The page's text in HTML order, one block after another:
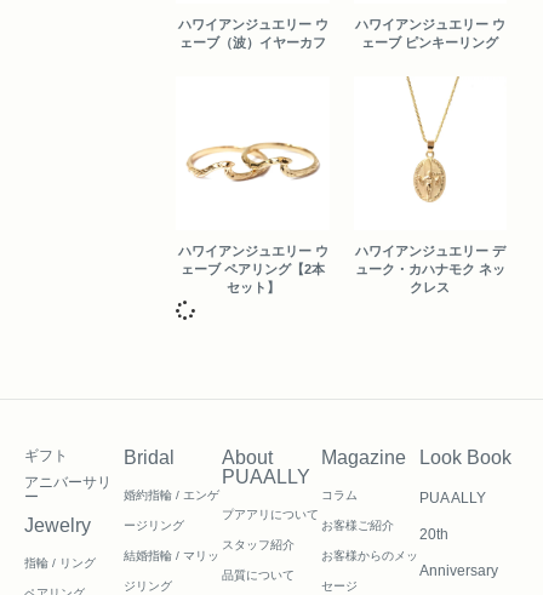
ハワイアンジュエリー ウ
ェーブ（波）イヤーカフ
ハワイアンジュエリー ウ
ェーブ ピンキーリング
ハワイアンジュエリー ウ
ェーブ ペアリング【2本
セット】
ハワイアンジュエリー デ
ューク・カハナモク ネッ
クレス
ギフト
アニバーサリ
ー
Jewelry
指輪 / リング
Bridal
婚約指輪 / エンゲ
ージリング
結婚指輪 / マリッ
ジリング
About
PUAALLY
プアアリについて
スタッフ紹介
品質について
Magazine
コラム
お客様ご紹介
お客様からのメッ
セージ
Look Book
PUA ALLY
20th
Anniversary